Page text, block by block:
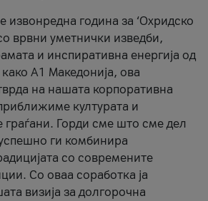
извонредна година за ‘Охридско
врвни уметнички изведби,
и инспиративна енергија од
A1 Македонија, ова
на нашата корпоративна
приближиме културата и
граѓани. Горди сме што сме дел
ги комбинира
со современите
Со оваа соработка ја
визија за долгорочна